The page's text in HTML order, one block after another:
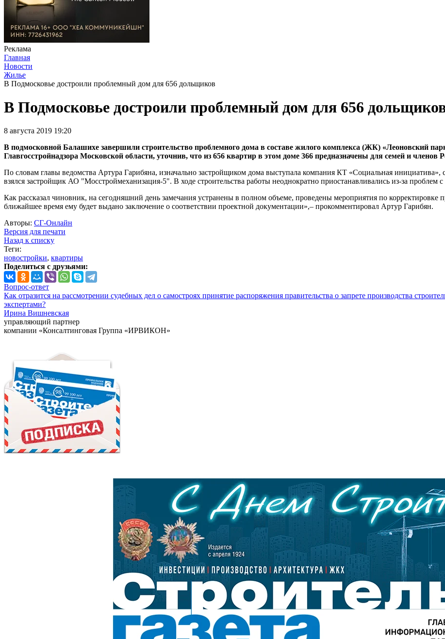
Реклама
Главная
Новости
Жилье
В Подмосковье достроили проблемный дом для 656 дольщиков
В Подмосковье достроили проблемный дом для 656
8 августа 2019 19:20
В подмосковной Балашихе завершили строительство проблемного дома в составе жилого комплекса (ЖК) «Леоновский
Главгосстройнадзора Московской области, уточнив, что из 656 квартир в этом доме 366 предназначены для семей и членов
По словам главы ведомства Артура Гарибяна, изначально застройщиком дома выступала компания КТ «Социальная инициатива»,
взялся застройщик АО "Мосстроймеханизация-5". В ходе строительства работы неоднократно приостанавливались из-за проблем
Как рассказал чиновник, на сегодняшний день замечания устранены в полном объеме, проведены мероприятия по
ближайшее время ему будет выдано заключение о соответствии проектной документации»,– прокомментировал Артур Гарибян.
Авторы: СГ-Онлайн
Версия для печати
Назад к списку
Теги:
новостройки, квартиры
Поделиться с друзьями:
Вопрос-ответ
Как отразится на рассмотрении судебных дел о самостроях принятие распоряжения правительства о запрете производства
экспертами?
Ирина Вишневская
управляющий партнер
компании «Консалтинговая Группа «ИРВИКОН»